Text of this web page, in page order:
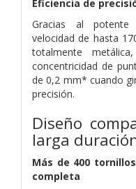
Eficiencia de
Gracias al
velocidad de hasta
totalmente
concentricidad de
de 0,2 mm* cuando
precisión.
Diseño
larga
Más de 400
completa